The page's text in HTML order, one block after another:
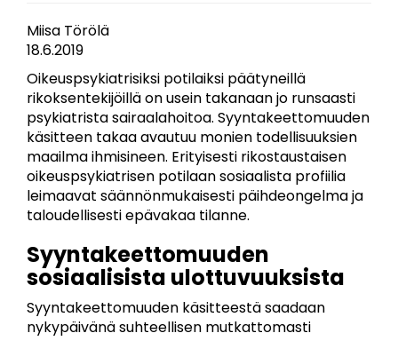
Miisa Törölä
18.6.2019
Oikeuspsykiatrisiksi potilaiksi päätyneillä
rikoksentekijöillä on usein takanaan jo runsaasti
psykiatrista sairaalahoitoa. Syyntakeettomuuden
käsitteen takaa avautuu monien todellisuuksien
maailma ihmisineen. Erityisesti rikostaustaisen
oikeuspsykiatrisen potilaan sosiaalista profiilia
leimaavat säännönmukaisesti päihdeongelma ja
taloudellisesti epävakaa tilanne.
Syyntakeettomuuden
sosiaalisista ulottuvuuksista
Syyntakeettomuuden käsitteestä saadaan
nykypäivänä suhteellisen mutkattomasti